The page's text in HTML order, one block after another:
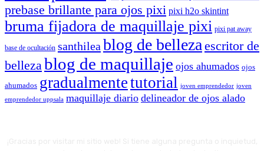
prebase brillante para ojos pixi pixi h2o skintint
bruma fijadora de maquillaje pixi pixi pat away
base de ocultación santhilea blog de belleza escritor de
belleza blog de maquillaje ojos ahumados ojos
ahumados gradualmentetutorial joven emprendedor joven
emprendedor uppsala maquillaje diario delineador de ojos alado